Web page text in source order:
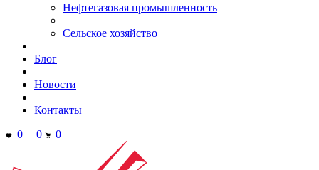
Нефтегазовая промышленность
Сельское хозяйство
Блог
Новости
Контакты
0
0 0